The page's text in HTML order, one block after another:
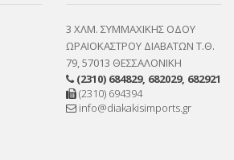
3 ΧΛΜ. ΣΥΜΜΑΧΙΚΗΣ ΟΔΟΥ
ΩΡΑΙΟΚΑΣΤΡΟΥ ΔΙΑΒΑΤΩΝ Τ.Θ.
79, 57013 ΘΕΣΣΑΛΟΝΙΚΗ
(2310) 684829, 682029, 682921
(2310) 694394
info@diakakisimports.gr